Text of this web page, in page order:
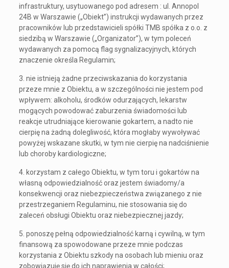
infrastruktury, usytuowanego pod adresem : ul. Annopol
24B w Warszawie („Obiekt”) instrukcji wydawanych przez
pracowników lub przedstawicieli spółki TMB spółka z o.o. z
siedzibą w Warszawie („Organizator”), w tym poleceń
wydawanych za pomocą flag sygnalizacyjnych, których
znaczenie określa Regulamin;
3. nie istnieją żadne przeciwskazania do korzystania
przeze mnie z Obiektu, a w szczególności nie jestem pod
wpływem: alkoholu, środków odurzających, lekarstw
mogących powodować zaburzenia świadomości lub
reakcje utrudniające kierowanie gokartem, a nadto nie
cierpię na żadną dolegliwość, która mogłaby wywoływać
powyżej wskazane skutki, w tym nie cierpię na nadciśnienie
lub choroby kardiologiczne;
4. korzystam z całego Obiektu, w tym toru i gokartów na
własną odpowiedzialność oraz jestem świadomy/a
konsekwencji oraz niebezpieczeństwa związanego z nie
przestrzeganiem Regulaminu, nie stosowania się do
zaleceń obsługi Obiektu oraz niebezpiecznej jazdy;
5. ponoszę pełną odpowiedzialność karną i cywilną, w tym
finansową za spowodowane przeze mnie podczas
korzystania z Obiektu szkody na osobach lub mieniu oraz
zobowiązuję się do ich naprawienia w całości;